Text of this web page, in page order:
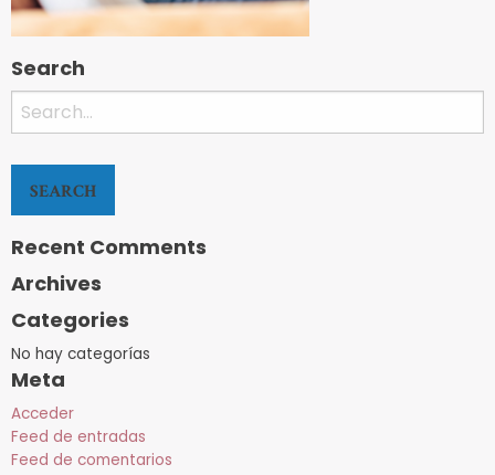
Search
Search
for:
Recent Comments
Archives
Categories
No hay categorías
Meta
Acceder
Feed de entradas
Feed de comentarios